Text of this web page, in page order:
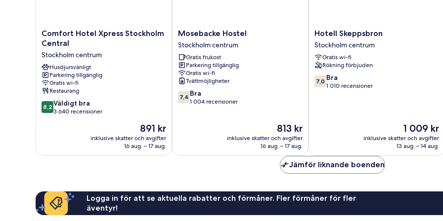
Comfort
Hotel
Stockholm
Central
Stockholm
centrum
Comfort Hotel Xpress Stockholm
Central
Stockholm centrum
Husdjursvänligt
Parkering tillgänglig
Gratis wi-fi
Restaurang
8.2
av
8,2 Väldigt bra
3 640 recensioner
Priset
är
891 kr
891 kr
inklusive skatter och avgifter
16 aug. – 17 aug.
Mosebacke
Hostel
Stockholm
centrum
Mosebacke Hostel
Stockholm centrum
Gratis frukost
Parkering tillgänglig
Gratis wi-fi
Tvättmöjligheter
7.4
av
7,4 Bra
1 004 recensioner
Priset
är
813 kr
813 kr
inklusive skatter och avgifter
16 aug. – 17 aug.
Hotell
Skeppsbron
Stockholm
centrum
Hotell Skeppsbron
Stockholm centrum
Gratis wi-fi
Rökning förbjuden
7.0
av
7,0 Bra
1 010 recensioner
Priset
är
1 009 kr
1 009 kr
inklusive skatter och avgifter
13 aug. – 14 aug.
Jämför liknande boenden
Logga in för att se aktuella rabatter och förmåner. Fler förmåner för fler
äventyr!